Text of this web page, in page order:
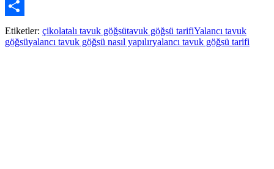
Pinterest
Paylaş
Etiketler: çikolatalı tavuk göğsütavuk göğsü tarifiYalancı tavuk
göğsüyalancı tavuk göğsü nasıl yapılıryalancı tavuk göğsü tarifi